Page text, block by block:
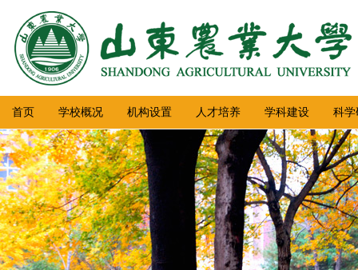
首页 学校概况 机构设置 人才培养 学科建设 科学